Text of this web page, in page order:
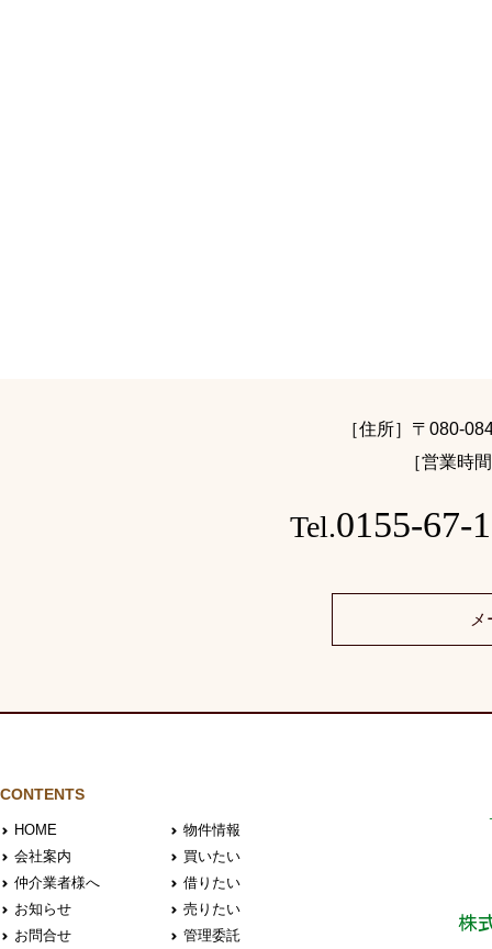
［住所］〒080-
［営業時
Tel.0155-67-
CONTENTS
HOME
会社案内
仲介業者様へ
お知らせ
お問合せ
物件情報
買いたい
借りたい
売りたい
管理委託
株